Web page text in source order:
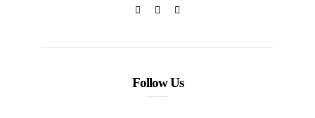
Follow Us